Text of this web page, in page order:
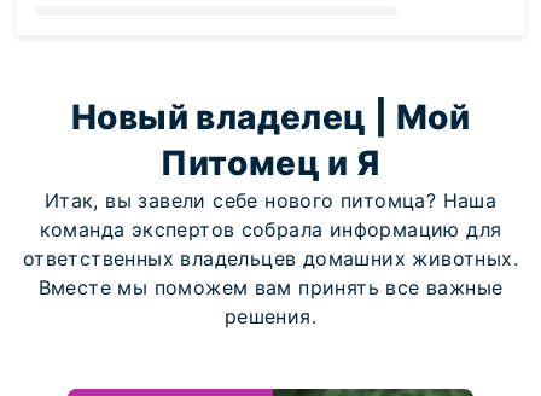
Новый владелец | Мой
Питомец и Я
Итак, вы завели себе нового питомца? Наша
команда экспертов собрала информацию для
ответственных владельцев домашних животных.
Вместе мы поможем вам принять все важные
решения.